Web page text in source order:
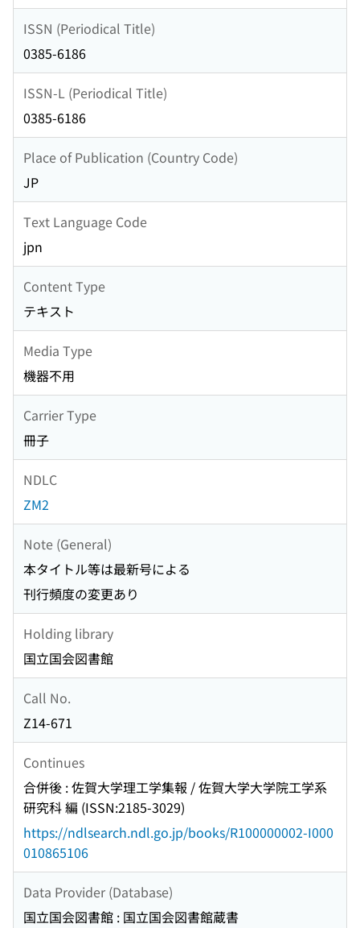
ISSN (Periodical Title)
0385-6186
ISSN-L (Periodical Title)
0385-6186
Place of Publication (Country Code)
JP
Text Language Code
jpn
Content Type
テキスト
Media Type
機器不用
Carrier Type
冊子
NDLC
ZM2
Note (General)
本タイトル等は最新号による
刊行頻度の変更あり
Holding library
国立国会図書館
Call No.
Z14-671
Continues
合併後 : 佐賀大学理工学集報 / 佐賀大学大学院工学系
研究科 編 (ISSN:2185-3029)
https://ndlsearch.ndl.go.jp/books/R100000002-I000
010865106
Data Provider (Database)
国立国会図書館 : 国立国会図書館蔵書